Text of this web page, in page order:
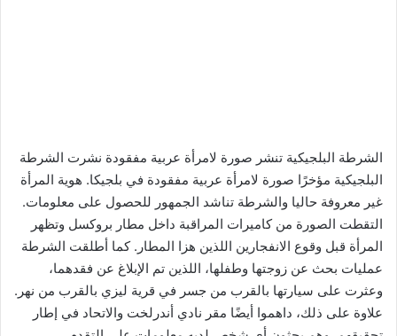
الشرطة البلجيكية تنشر صورة لامرأة عربية مفقودة نشرت الشرطة
البلجيكية مؤخرًا صورة لامرأة عربية مفقودة في بلجيكا. هوية المرأة
غير معروفة حاليا والشرطة تناشد الجمهور للحصول على معلومات.
التقطت الصورة من كاميرات المراقبة داخل مطار بروكسل وتظهر
المرأة قبل وقوع الانفجارين اللذين هزا المطار. كما أطلقت الشرطة
عمليات بحث عن زوجتها وطفلها، اللذين تم الإبلاغ عن فقدهما،
وعثرت على سيارتها بالقرب من جسر في قرية ليزي بالقرب من نهر.
علاوة على ذلك، داهموا أيضًا مقر نادي أندرلخت والاتحاد في إطار